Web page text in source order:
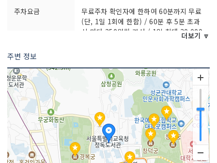
주차요금
무료주차 확인자에 한하여 60분까지 무료
(단, 1일 1회에 한함) / 60분 후 5분 초과
시 마다 250원씩 가산 / 1일 최대 30,000
게만 적용 (자율학습실 이용자는 제외)
※주차 할인
- 장애인, 국가유공자 등 80% / 저공해,
다둥이 등 50%
쉬는날
매월 첫째, 셋째 수요일 / 일요일을 제외한
법정공휴일 (단, 공휴일과 일요일이 겹칠
경우 휴관) / 도서관 사정으로 임시로 정
하는 휴일
더보기 🔽
주변 정보